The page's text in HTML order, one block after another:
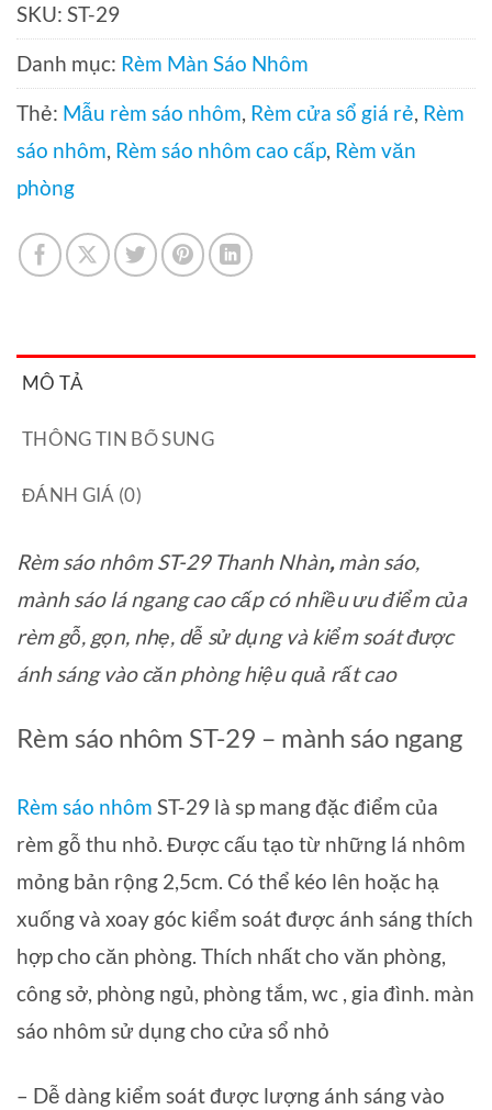
SKU: ST-29
Danh mục: Rèm Màn Sáo Nhôm
Thẻ: Mẫu rèm sáo nhôm, Rèm cửa sổ giá rẻ, Rèm
sáo nhôm, Rèm sáo nhôm cao cấp, Rèm văn
phòng
MÔ TẢ
THÔNG TIN BỔ SUNG
ĐÁNH GIÁ (0)
Rèm sáo nhôm ST-29 Thanh Nhàn,màn sáo,
mành sáo lá ngang cao cấp có nhiều ưu điểm của
rèm gỗ, gọn, nhẹ, dễ sử dụng và kiểm soát được
ánh sáng vào căn phòng hiệu quả rất cao
Rèm sáo nhôm ST-29 – mành sáo ngang
Rèm sáo nhôm ST-29 là sp mang đặc điểm của
rèm gỗ thu nhỏ. Được cấu tạo từ những lá nhôm
mỏng bản rộng 2,5cm. Có thể kéo lên hoặc hạ
xuống và xoay góc kiểm soát được ánh sáng thích
hợpcho căn phòng. Thích nhất cho văn phòng,
công sở, phòng ngủ, phòng tắm, wc , gia đình. màn
sáo nhôm sử dụng cho cửa sổ nhỏ
– Dễ dàng kiểm soát được lượng ánh sáng vào